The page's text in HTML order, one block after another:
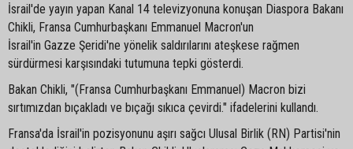
İsrail'de yayın yapan Kanal 14 televizyonuna konuşan Diaspora Bakanı
Chikli, Fransa Cumhurbaşkanı Emmanuel Macron'un
İsrail'in Gazze Şeridi'ne yönelik saldırılarını ateşkese rağmen
sürdürmesi karşısındaki tutumuna tepki gösterdi.
Bakan Chikli, "(Fransa Cumhurbaşkanı Emmanuel) Macron bizi
sırtımızdan bıçakladı ve bıçağı sıkıca çevirdi." ifadelerini kullandı.
Fransa'da İsrail'in pozisyonunu aşırı sağcı Ulusal Birlik (RN) Partisi'nin